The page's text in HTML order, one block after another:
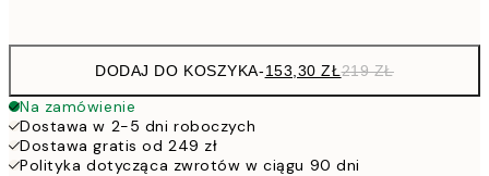
DODAJ DO KOSZYKA-153,30 ZŁ219 ZŁ
Na zamówienie
Dostawa w 2-5 dni roboczych
Dostawa gratis od 249 zł
Polityka dotycząca zwrotów w ciągu 90 dni